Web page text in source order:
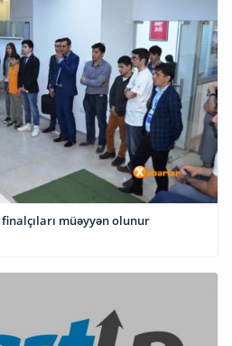
müəyyən olunur